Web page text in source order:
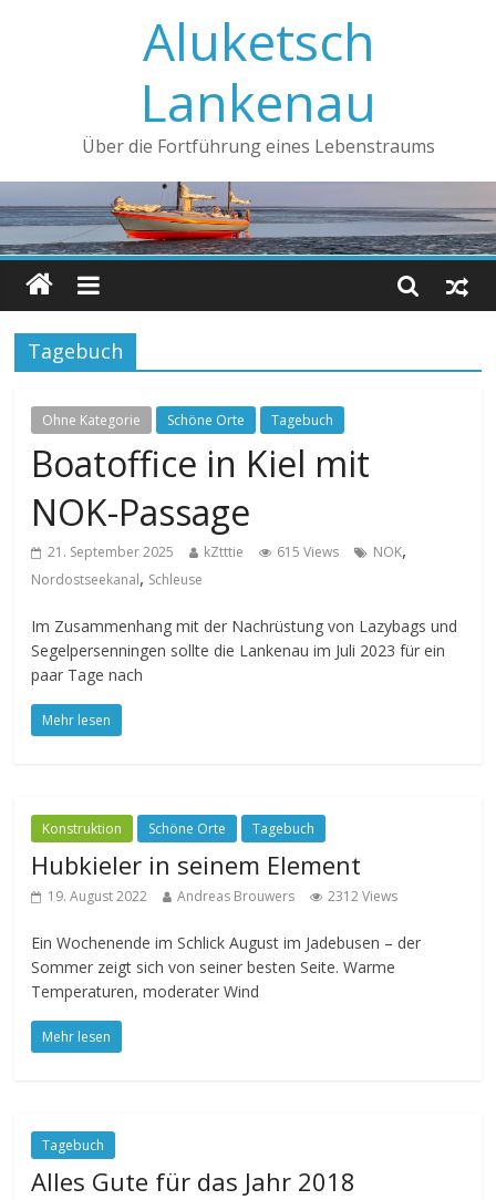
Aluketsch
Lankenau
Über die Fortführung eines Lebenstraums
Tagebuch
Ohne Kategorie Schöne Orte Tagebuch
Boatoffice in Kiel mit
NOK-Passage
21. September 2025 kZtttie 615 Views NOK,
Nordostseekanal, Schleuse
Im Zusammenhang mit der Nachrüstung von Lazybags und
Segelpersenningen sollte die Lankenau im Juli 2023 für ein
paar Tage nach
Mehr lesen
Konstruktion Schöne Orte Tagebuch
Hubkieler in seinem Element
19. August 2022 Andreas Brouwers 2312 Views
Ein Wochenende im Schlick August im Jadebusen – der
Sommer zeigt sich von seiner besten Seite. Warme
Temperaturen, moderater Wind
Mehr lesen
Tagebuch
Alles Gute für das Jahr 2018